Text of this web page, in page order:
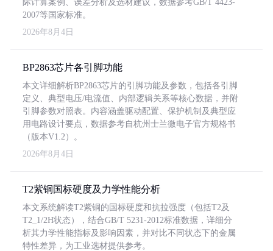
际计算案例、误差分析及选材建议，数据参考GB/T 4423-
2007等国家标准。
2026年8月4日
BP2863芯片各引脚功能
本文详细解析BP2863芯片的引脚功能及参数，包括各引脚
定义、典型电压/电流值、内部逻辑关系等核心数据，并附
引脚参数对照表。内容涵盖驱动配置、保护机制及典型应
用电路设计要点，数据参考自杭州士兰微电子官方规格书
（版本V1.2）。
2026年8月4日
T2紫铜国标硬度及力学性能分析
本文系统解读T2紫铜的国标硬度和抗拉强度（包括T2及
T2_1/2H状态），结合GB/T 5231-2012标准数据，详细分
析其力学性能指标及影响因素，并对比不同状态下的金属
特性差异，为工业选材提供参考。